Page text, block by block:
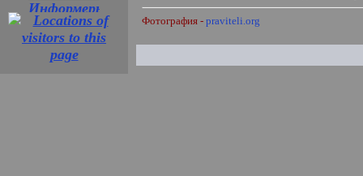
Фотография -praviteli.org